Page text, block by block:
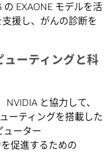
EXAONE モデルを活
援し、がんの診断を
ーティングと科
と協力して、
ーティングを搭載した
ューター
促進するための